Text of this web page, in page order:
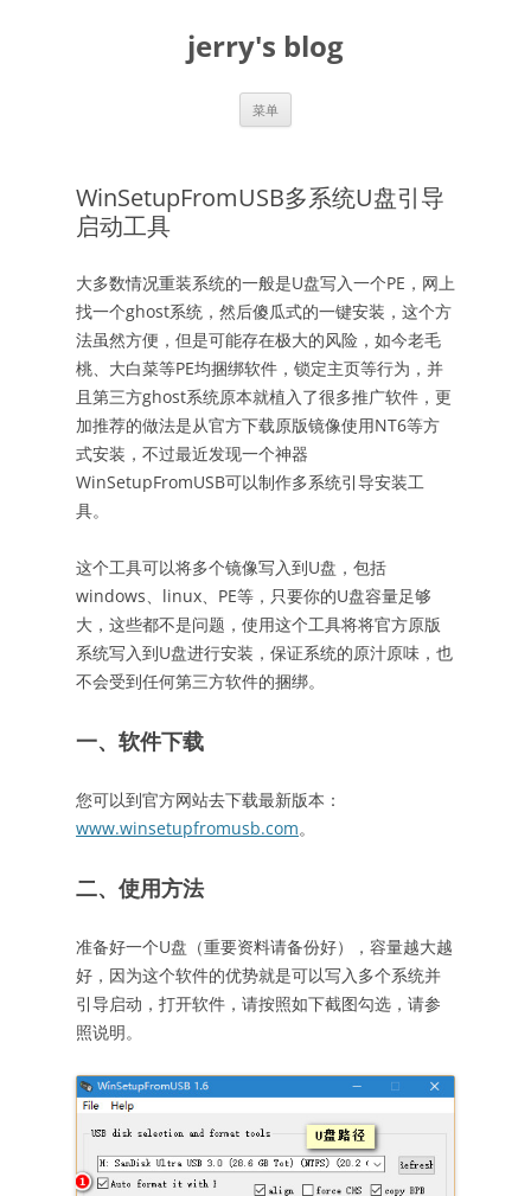
jerry's blog
菜单
WinSetupFromUSB多系统U盘引导
启动工具
大多数情况重装系统的一般是U盘写入一个PE，网上
找一个ghost系统，然后傻瓜式的一键安装，这个方
法虽然方便，但是可能存在极大的风险，如今老毛
桃、大白菜等PE均捆绑软件，锁定主页等行为，并
且第三方ghost系统原本就植入了很多推广软件，更
加推荐的做法是从官方下载原版镜像使用NT6等方
式安装，不过最近发现一个神器
WinSetupFromUSB可以制作多系统引导安装工
具。
这个工具可以将多个镜像写入到U盘，包括
windows、linux、PE等，只要你的U盘容量足够
大，这些都不是问题，使用这个工具将将官方原版
系统写入到U盘进行安装，保证系统的原汁原味，也
不会受到任何第三方软件的捆绑。
一、软件下载
您可以到官方网站去下载最新版本：
www.winsetupfromusb.com。
二、使用方法
准备好一个U盘（重要资料请备份好），容量越大越
好，因为这个软件的优势就是可以写入多个系统并
引导启动，打开软件，请按照如下截图勾选，请参
照说明。